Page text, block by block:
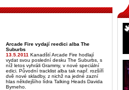
Arcade Fire vydají reedici alba The
Suburbs
13.5.2011 Kanadští Arcade Fire hodlají
vydat svou poslední desku The Suburbs, s
níž letos vyhráli Grammy, v nové speciální
edici. Původní tracklist alba tak např. rozšíří
dvě nové skladby, z nichž na jedné zazní
hlas někdejšího lídra Talking Heads Davida
Byrneho.